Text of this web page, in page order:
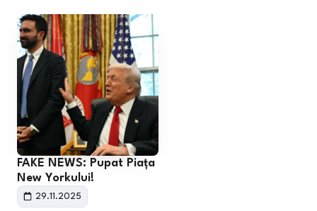
FAKE NEWS: Pupat Piața
New Yorkului!
29.11.2025